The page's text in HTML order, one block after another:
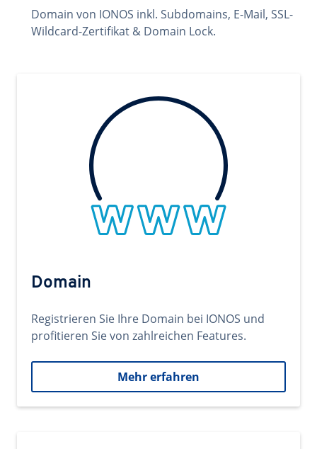
Domain von IONOS inkl. Subdomains, E-Mail, SSL-
Wildcard-Zertifikat & Domain Lock.
Domain
Registrieren Sie Ihre Domain bei IONOS und
profitieren Sie von zahlreichen Features.
Mehr erfahren